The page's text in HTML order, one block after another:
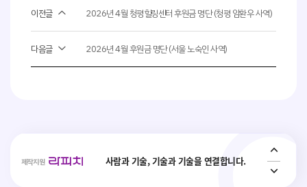
이전글 2026년 4월 청평힐링센터 후원금 명단 (청평 암환우 사역)
다음글 2026년 4월 후원금 명단 (서울 노숙인 사역)
제작지원